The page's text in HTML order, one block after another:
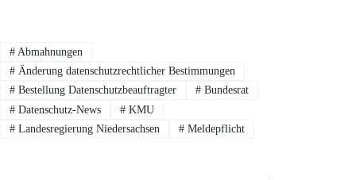
#Abmahnungen
#Änderung datenschutzrechtlicher Bestimmungen
#Bestellung Datenschutzbeauftragter #Bundesrat
#Datenschutz-News #KMU
#Landesregierung Niedersachsen #Meldepflicht